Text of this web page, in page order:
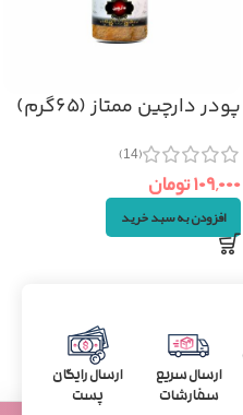
پودر دارچین ممتاز (۶۵گرم)
(14)
۱۰۹,۰۰۰تومان
افزودن به سبد خرید
ارسال سریع
سفارشات
ارسال رایگان
پست